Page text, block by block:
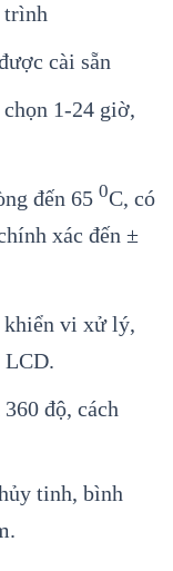
trình
cài sẵn
1-24 giờ,
đến 65 0C, có
xác đến ±
khiển vi xử lý,
LCD.
độ, cách
tinh, bình